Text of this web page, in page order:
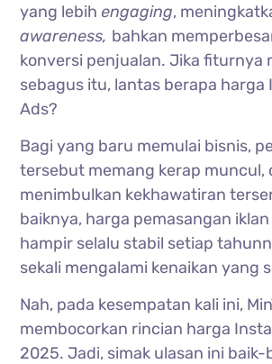
yang lebih engaging,
awareness, bahkan
konversi penjualan. Jika fiturnya
sebagus itu, lantas berapa harga
Ads?
Bagi yang baru memulai bisnis,
tersebut memang kerap muncul,
menimbulkan kekhawatiran
baiknya, harga pemasangan
hampir selalu stabil setiap
sekali mengalami kenaikan yang
Nah, pada kesempatan kali ini,
membocorkan rincian harga
2025. Jadi, simak ulasan ini baik-